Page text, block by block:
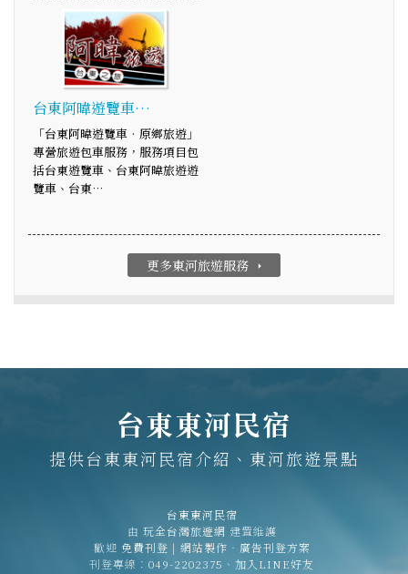
台東阿暐遊覽車…
「台東阿暐遊覽車‧原鄉旅遊」
專營旅遊包車服務，服務項目包
括台東遊覽車、台東阿暐旅遊遊
覽車、台東…
更多東河旅遊服務 arrow_right
台東東河民宿
提供台東東河民宿介紹、東河旅遊景點
台東東河民宿
由 玩全台灣旅遊網 建置維護
歡迎 免費刊登 | 網站製作‧廣告刊登方案
刊登專線： 049-2202375 、 加入LINE好友